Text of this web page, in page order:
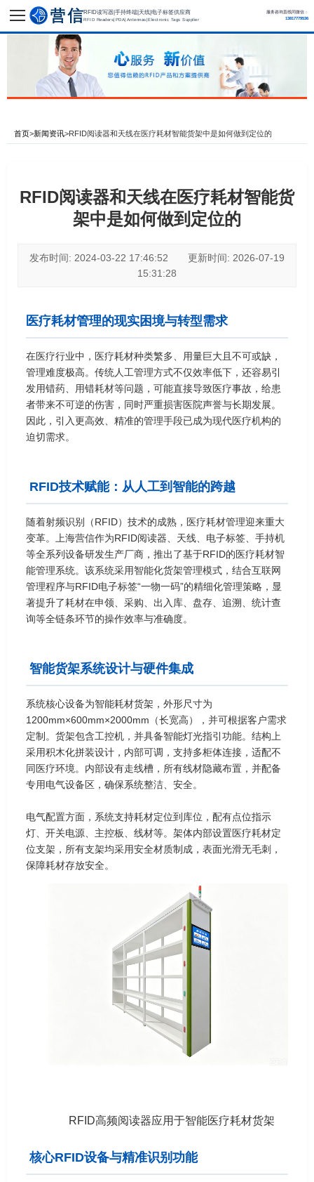
RFID读写器|手持终端|天线|电子标签供应商
RFID Readers|PDA|Antennas|Electronic Tags Supplier
服务咨询直线同微信：
13817779536
首页>新闻资讯>RFID阅读器和天线在医疗耗材智能货架中是如何做到定位的
RFID阅读器和天线在医疗耗材智能货
架中是如何做到定位的
发布时间: 2024-03-22 17:46:52 更新时间: 2026-07-19
15:31:28
医疗耗材管理的现实困境与转型需求
在医疗行业中，医疗耗材种类繁多、用量巨大且不可或缺，
管理难度极高。传统人工管理方式不仅效率低下，还容易引
发用错药、用错耗材等问题，可能直接导致医疗事故，给患
者带来不可逆的伤害，同时严重损害医院声誉与长期发展。
因此，引入更高效、精准的管理手段已成为现代医疗机构的
迫切需求。
RFID技术赋能：从人工到智能的跨越
随着射频识别（RFID）技术的成熟，医疗耗材管理迎来重大
变革。上海营信作为RFID阅读器、天线、电子标签、手持机
等全系列设备研发生产厂商，推出了基于RFID的医疗耗材智
能管理系统。该系统采用智能化货架管理模式，结合互联网
管理程序与RFID电子标签“一物一码”的精细化管理策略，显
著提升了耗材在申领、采购、出入库、盘存、追溯、统计查
询等全链条环节的操作效率与准确度。
智能货架系统设计与硬件集成
系统核心设备为智能耗材货架，外形尺寸为
1200mm×600mm×2000mm（长宽高），并可根据客户需求
定制。货架包含工控机，并具备智能灯光指引功能。结构上
采用积木化拼装设计，内部可调，支持多柜体连接，适配不
同医疗环境。内部设有走线槽，所有线材隐藏布置，并配备
专用电气设备区，确保系统整洁、安全。
电气配置方面，系统支持耗材定位到库位，配有点位指示
灯、开关电源、主控板、线材等。架体内部设置医疗耗材定
位支架，所有支架均采用安全材质制成，表面光滑无毛刺，
保障耗材存放安全。
RFID高频阅读器应用于智能医疗耗材货架
核心RFID设备与精准识别功能